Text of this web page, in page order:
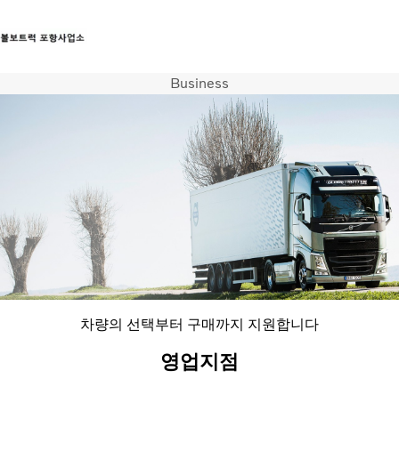
트럭
Business
차량의 선택부터 구매까지 지원합니다
영업지점